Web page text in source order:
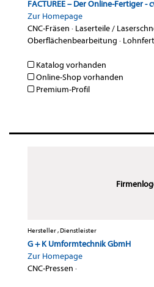
FACTUREE – Der Online-Fertiger -
Zur Homepage
CNC-Fräsen · Laserteile /
Oberflächenbearbeitung ·
Katalog vorhanden
Online-Shop vorhanden
Premium-Profil
Hersteller , Dienstleister
G + K Umformtechnik GbmH
Zur Homepage
CNC-Pressen ·